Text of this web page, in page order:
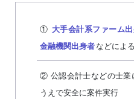
① 大手会計系ファーム
金融機関出身者などによ
② 公認会計士などの士業
うえで安全に案件実行